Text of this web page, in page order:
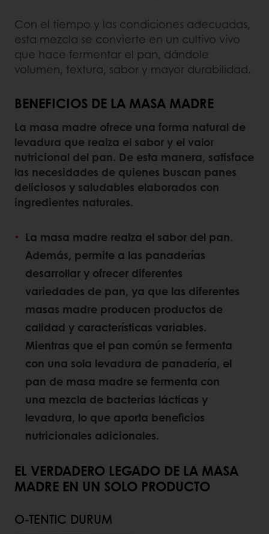
Con el tiempo y las condiciones adecuadas,
esta mezcla se convierte en un cultivo vivo
que hace fermentar el pan, dándole
volumen, textura, sabor y mayor durabilidad.
BENEFICIOS DE LA MASA MADRE
La masa madre ofrece una forma natural de
levadura que realza el sabor y el valor
nutricional del pan. De esta manera, satisface
las necesidades de quienes buscan panes
deliciosos y saludables elaborados con
ingredientes naturales.
La masa madre realza el sabor del pan.
Además, permite a las panaderías
desarrollar y ofrecer diferentes
variedades de pan, ya que las diferentes
masas madre producen productos de
calidad y características variables.
Mientras que el pan común se fermenta
con una sola levadura de panadería, el
pan de masa madre se fermenta con
una mezcla de bacterias lácticas y
levadura, lo que aporta beneficios
nutricionales adicionales.
EL VERDADERO LEGADO DE LA MASA
MADRE EN UN SOLO PRODUCTO
O-TENTIC DURUM